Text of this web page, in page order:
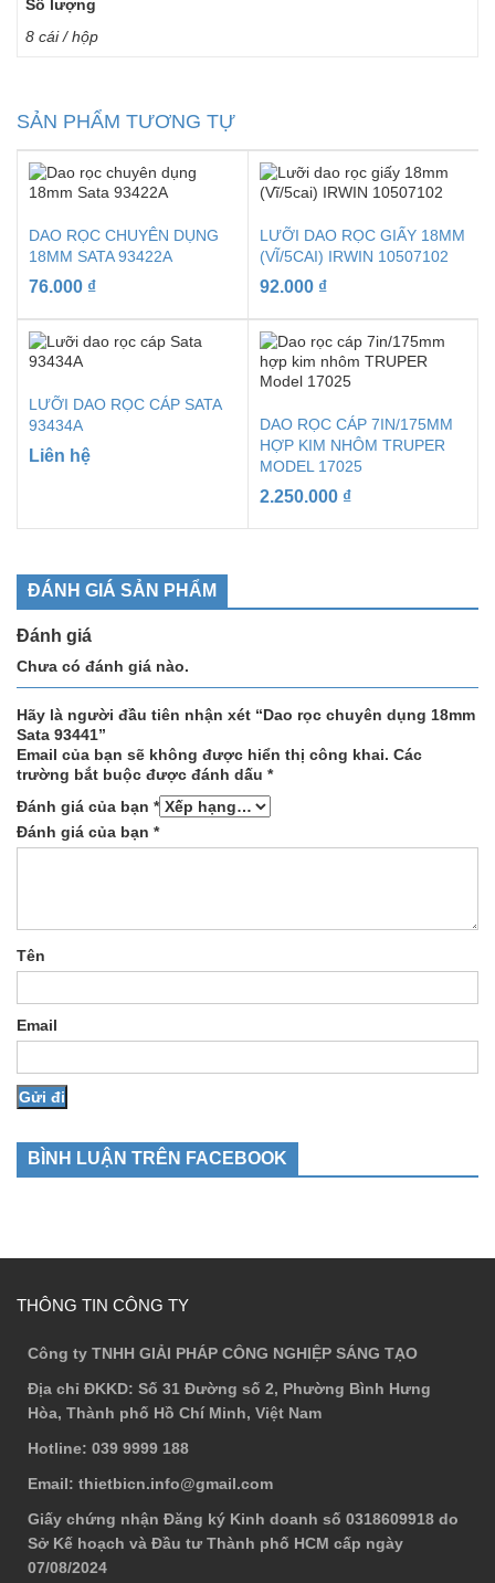
Số lượng
8 cái / hộp
SẢN PHẨM TƯƠNG TỰ
DAO RỌC CHUYÊN DỤNG
18MM SATA 93422A
76.000 ₫
LƯỠI DAO RỌC GIẤY 18MM
(VĨ/5CAI) IRWIN 10507102
92.000 ₫
LƯỠI DAO RỌC CÁP SATA
93434A
Liên hệ
DAO RỌC CÁP 7IN/175MM
HỢP KIM NHÔM TRUPER
MODEL 17025
2.250.000 ₫
ĐÁNH GIÁ SẢN PHẨM
Đánh giá
Chưa có đánh giá nào.
Hãy là người đầu tiên nhận xét “Dao rọc chuyên dụng 18mm
Sata 93441”
Email của bạn sẽ không được hiển thị công khai. Các
trường bắt buộc được đánh dấu *
Đánh giá của bạn *
Đánh giá của bạn *
Tên
Email
BÌNH LUẬN TRÊN FACEBOOK
THÔNG TIN CÔNG TY
Công ty TNHH GIẢI PHÁP CÔNG NGHIỆP SÁNG TẠO
Địa chỉ ĐKKD: Số 31 Đường số 2, Phường Bình Hưng
Hòa, Thành phố Hồ Chí Minh, Việt Nam
Hotline: 039 9999 188
Email: thietbicn.info@gmail.com
Giấy chứng nhận Đăng ký Kinh doanh số 0318609918 do
Sở Kế hoạch và Đầu tư Thành phố HCM cấp ngày
07/08/2024